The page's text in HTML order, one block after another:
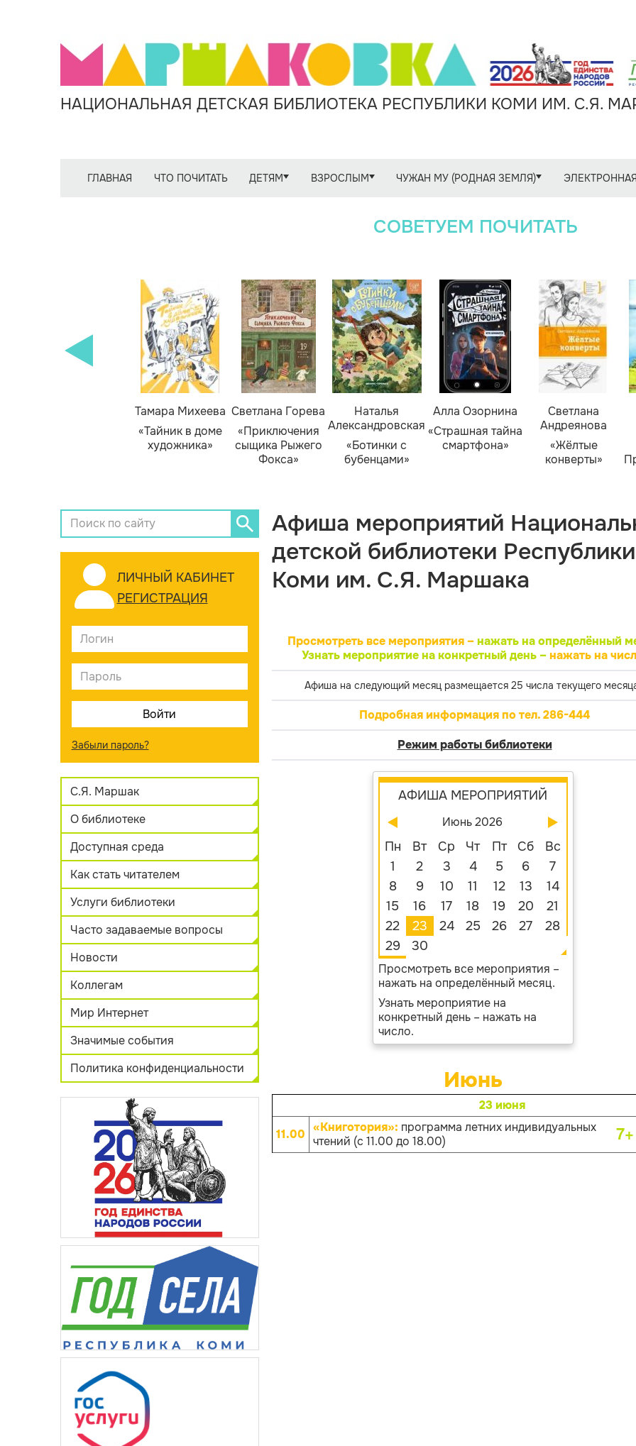
НАЦИОНАЛЬНАЯ ДЕТСКАЯ БИБЛИОТЕКА РЕСПУБЛИКИ КОМИ ИМ. С.Я.
ГЛАВНАЯ ЧТО ПОЧИТАТЬ ДЕТЯМ ВЗРОСЛЫМ ЧУЖАН МУ (РОДНАЯ ЗЕМЛЯ)
СОВЕТУЕМ ПОЧИТАТЬ
Тамара Михеева
«Тайник в доме
художника»
Светлана Горева
«Приключения
сыщика Рыжего
Фокса»
Наталья
Александровская
«Ботинки с
бубенцами»
Алла Озорнина
«Страшная тайна
смартфона»
Светлана
Андреянова
«Жёлтые
конверты»
ЛИЧНЫЙ КАБИНЕТ
РЕГИСТРАЦИЯ
Забыли пароль?
С.Я. Маршак
О библиотеке
Доступная среда
Как стать читателем
Услуги библиотеки
Часто задаваемые вопросы
Новости
Коллегам
Мир Интернет
Значимые события
Политика конфиденциальности
Афиша мероприятий
детской библиотеки Республики
Коми им. С.Я. Маршака
Просмотреть все мероприятия – нажать на определённый
Узнать мероприятие на конкретный день –нажать на
Афиша на следующий месяц размещается 25 числа текущего
Подробная информация по тел. 286-444
Режим работы библиотеки
АФИША МЕРОПРИЯТИЙ
Июнь 2026
Пн Вт Ср Чт Пт Сб
Вс
1
2 3 4 5 6
7
8
9 10 11 12 13
14
15
16 17 18 19 20
21
22
23 24 25 26 27
28
29
30
Просмотреть все мероприятия –
нажать на определённый месяц.
Узнать мероприятие на
конкретный день – нажать на
число.
Июнь
23 июня
11.00 «Книготория»: программа летних индивидуальных
чтений (с 11.00 до 18.00)
7+